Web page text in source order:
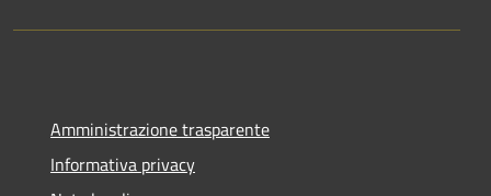
Amministrazione trasparente
Informativa privacy